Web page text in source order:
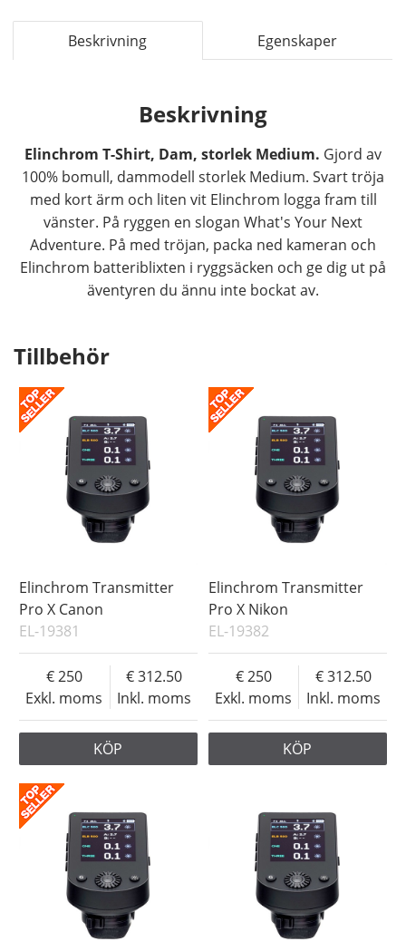
Beskrivning Egenskaper
Beskrivning
Elinchrom T-Shirt, Dam, storlek Medium. Gjord av
100% bomull, dammodell storlek Medium. Svart tröja
med kort ärm och liten vit Elinchrom logga fram till
vänster. På ryggen en slogan What's Your Next
Adventure. På med tröjan, packa ned kameran och
Elinchrom batteriblixten i ryggsäcken och ge dig ut på
äventyren du ännu inte bockat av.
Tillbehör
Elinchrom Transmitter
Pro X Canon
EL-19381
Exkl. moms
250
Inkl. moms
312.50
KÖP
Elinchrom Transmitter
Pro X Nikon
EL-19382
Exkl. moms
250
Inkl. moms
312.50
KÖP